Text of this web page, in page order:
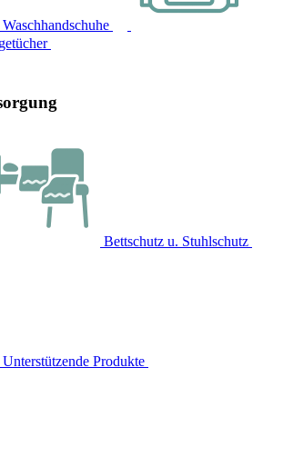
Waschhandschuhe
Bettschutz u. Stuhlschutz
Unterstützende Produkte